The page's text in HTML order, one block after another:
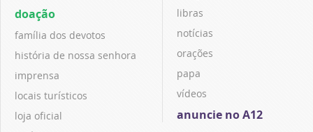
doação
família dos devotos
história de nossa senhora
imprensa
locais turísticos
loja oficial
libras
notícias
orações
papa
vídeos
anuncie no A12